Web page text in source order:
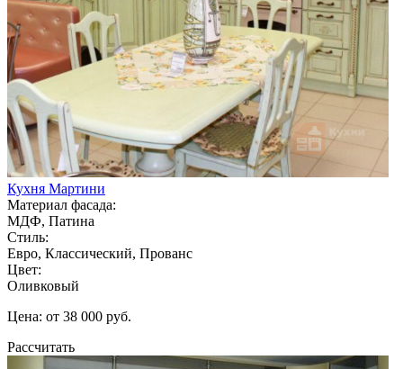
Кухня Мартини
Материал фасада:
МДФ, Патина
Стиль:
Евро, Классический, Прованс
Цвет:
Оливковый
Цена: от 38 000 руб.
Рассчитать